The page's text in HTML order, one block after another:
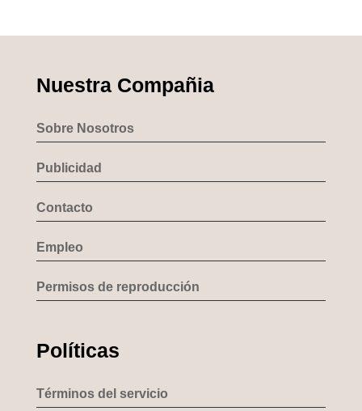
Nuestra Compañia
Sobre Nosotros
Publicidad
Contacto
Empleo
Permisos de reproducción
Políticas
Términos del servicio